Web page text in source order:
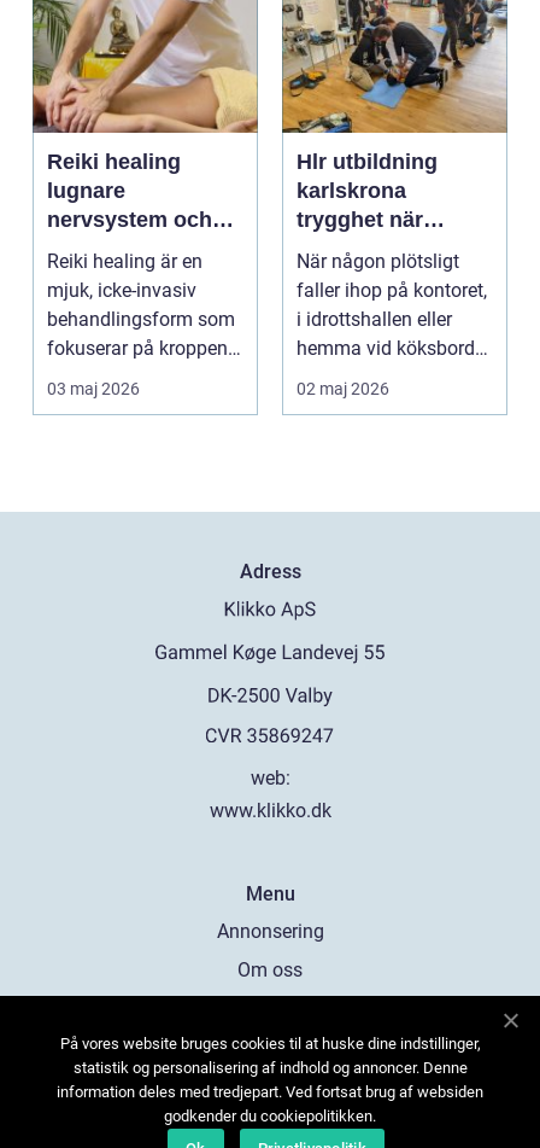
Reiki healing
lugnare
nervsystem och
djupare
återhämtning
Reiki healing är en
mjuk, icke-invasiv
behandlingsform som
fokuserar på kroppens
egen förmåga att lä...
03 maj 2026
Hlr utbildning
karlskrona
trygghet när
sekunderna
räknas
När någon plötsligt
faller ihop på kontoret,
i idrottshallen eller
hemma vid köksbordet
finns det ba...
02 maj 2026
Adress
web:
www.klikko.dk
Menu
Annonsering
Om oss
Kontakta oss
Sitemap
På vores website bruges cookies til at huske dine indstillinger,
statistik og personalisering af indhold og annoncer. Denne
information deles med tredjepart. Ved fortsat brug af websiden
godkender du cookiepolitikken.